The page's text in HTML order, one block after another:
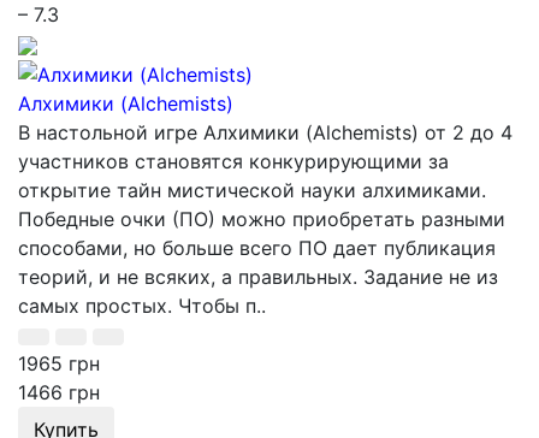
– 7.3
Алхимики (Alchemists)
В настольной игре Алхимики (Alchemists) от 2 до 4
участников становятся конкурирующими за
открытие тайн мистической науки алхимиками.
Победные очки (ПО) можно приобретать разными
способами, но больше всего ПО дает публикация
теорий, и не всяких, а правильных. Задание не из
самых простых. Чтобы п..
1965 грн
1466 грн
Купить